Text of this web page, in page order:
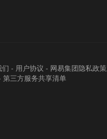
们 - 用户协议 - 网易集团隐私政
第三方服务共享清单